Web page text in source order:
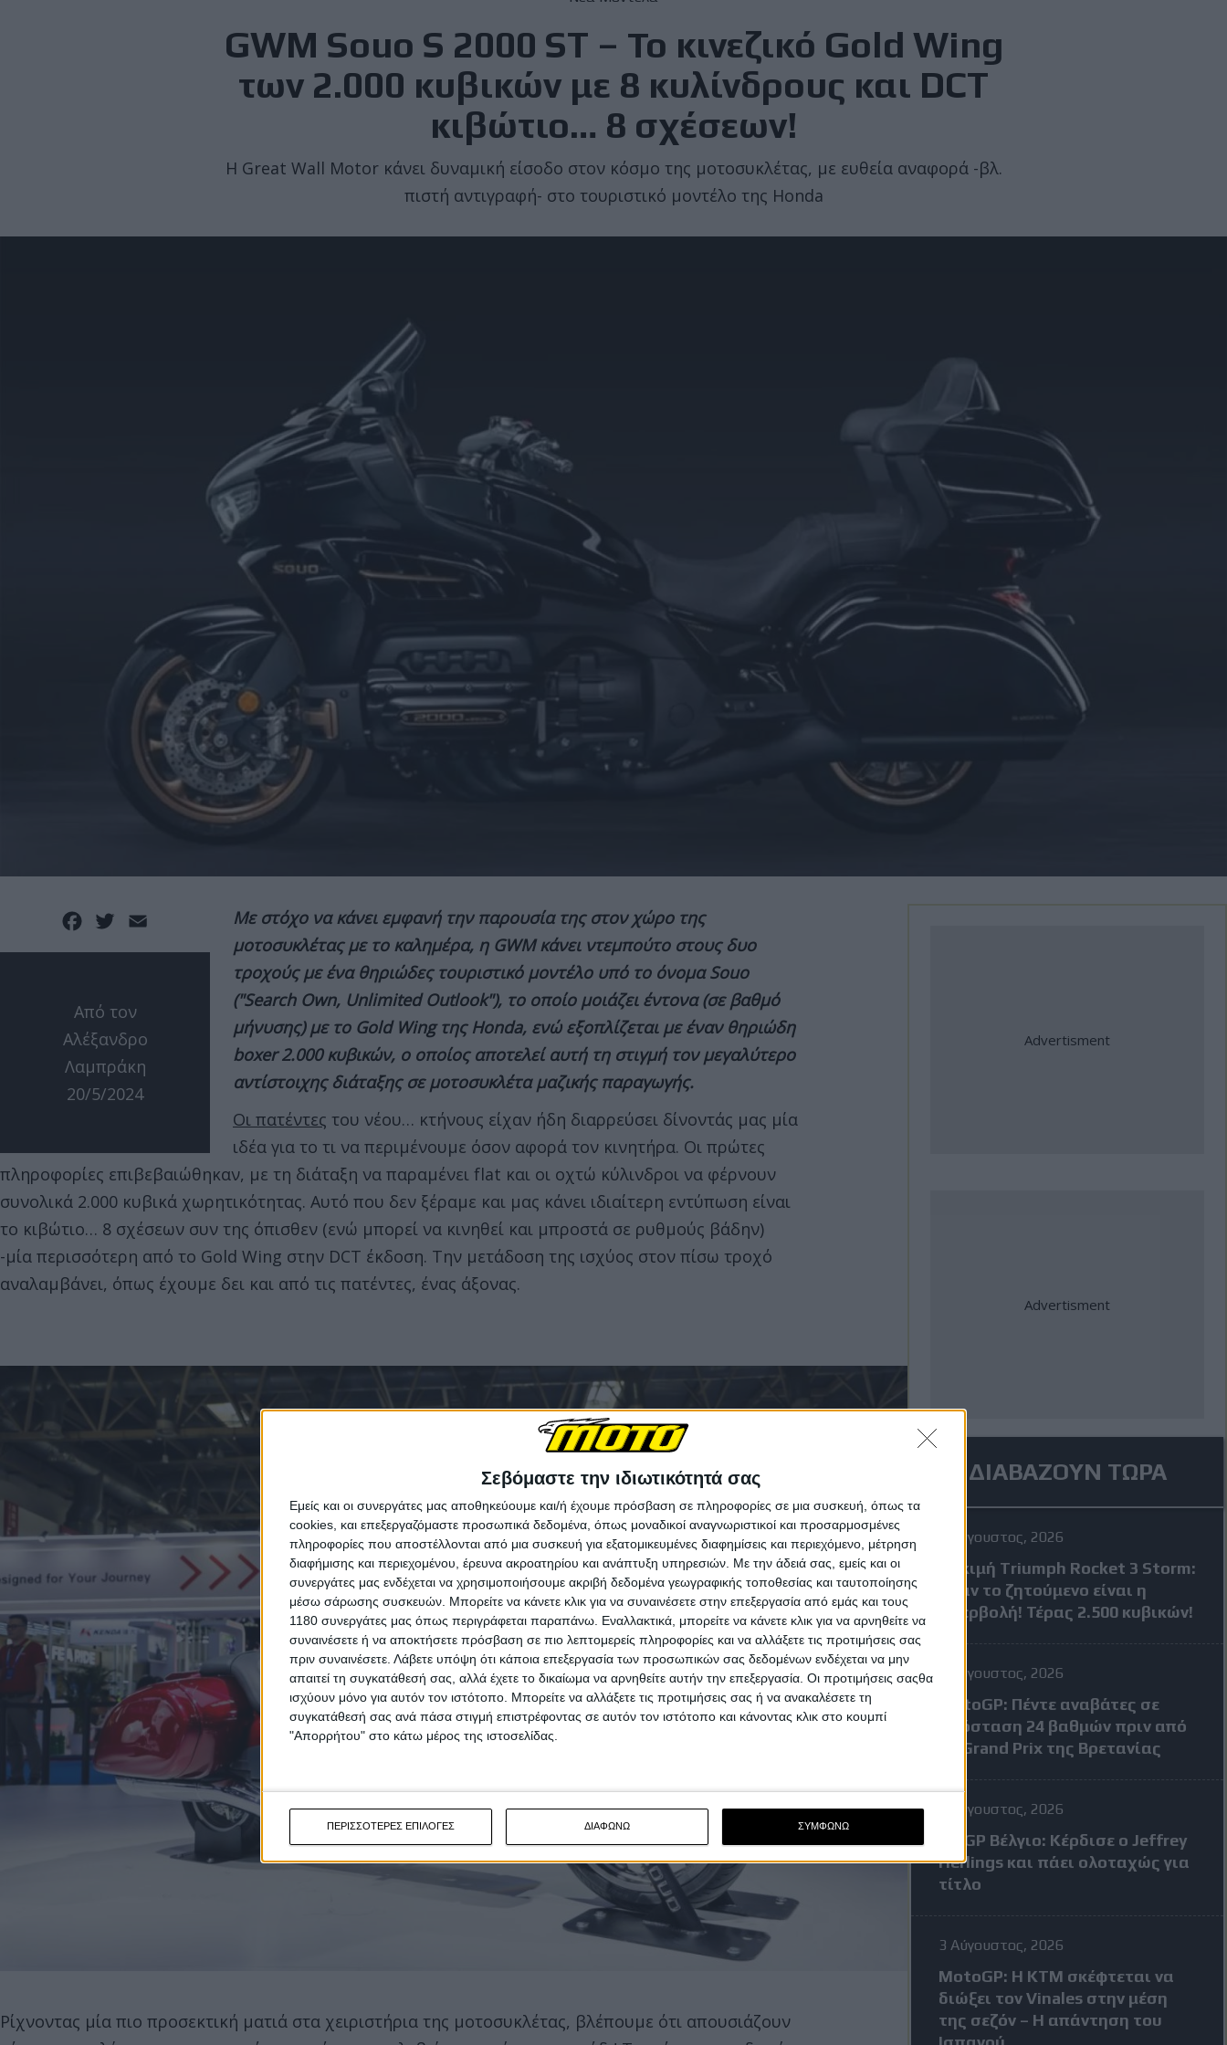
Σεβόμαστε την ιδιωτικότητά σας
Εμείς και οι συνεργάτες μας αποθηκεύουμε και/ή έχουμε πρόσβαση σε πληροφορίες σε μια συσκευή, όπως τα
cookies, και επεξεργαζόμαστε προσωπικά δεδομένα, όπως μοναδικοί αναγνωριστικοί και προσαρμοσμένες
πληροφορίες που αποστέλλονται από μια συσκευή για εξατομικευμένες διαφημίσεις και περιεχόμενο, μέτρηση
διαφήμισης και περιεχομένου, έρευνα ακροατηρίου και ανάπτυξη υπηρεσιών. Με την άδειά σας, εμείς και οι
συνεργάτες μας ενδέχεται να χρησιμοποιήσουμε ακριβή δεδομένα γεωγραφικής τοποθεσίας και ταυτοποίησης
μέσω σάρωσης συσκευών. Μπορείτε να κάνετε κλικ για να συναινέσετε στην επεξεργασία από εμάς και τους
1180 συνεργάτες μας όπως περιγράφεται παραπάνω. Εναλλακτικά, μπορείτε να κάνετε κλικ για να αρνηθείτε να
συναινέσετε ή να αποκτήσετε πρόσβαση σε πιο λεπτομερείς πληροφορίες και να αλλάξετε τις προτιμήσεις σας
πριν συναινέσετε. Λάβετε υπόψη ότι κάποια επεξεργασία των προσωπικών σας δεδομένων ενδέχεται να μην
απαιτεί τη συγκατάθεσή σας, αλλά έχετε το δικαίωμα να αρνηθείτε αυτήν την επεξεργασία. Οι προτιμήσεις σαςθα
ισχύουν μόνο για αυτόν τον ιστότοπο. Μπορείτε να αλλάξετε τις προτιμήσεις σας ή να ανακαλέσετε τη
συγκατάθεσή σας ανά πάσα στιγμή επιστρέφοντας σε αυτόν τον ιστότοπο και κάνοντας κλικ στο κουμπί
"Απορρήτου" στο κάτω μέρος της ιστοσελίδας.
ΠΕΡΙΣΣΟΤΕΡΕΣ ΕΠΙΛΟΓΕΣ ΔΙΑΦΩΝΩ ΣΥΜΦΩΝΩ
GWM Souo S 2000 ST – Το κινεζικό Gold Wing
των 2.000 κυβικών με 8 κυλίνδρους και DCT
κιβώτιο… 8 σχέσεων!
Η Great Wall Motor κάνει δυναμική είσοδο στον κόσμο της μοτοσυκλέτας, με ευθεία αναφορά -βλ.
πιστή αντιγραφή- στο τουριστικό μοντέλο της Honda
Facebook
Twitter
Από τον
Αλέξανδρο
Λαμπράκη
20/5/2024
Με στόχο να κάνει εμφανή την παρουσία της στον χώρο της
μοτοσυκλέτας με το καλημέρα, η GWM κάνει ντεμπούτο στους δυο
τροχούς με ένα θηριώδες τουριστικό μοντέλο υπό το όνομα Souo
("Search Own, Unlimited Outlook"), το οποίο μοιάζει έντονα (σε βαθμό
μήνυσης) με το Gold Wing της Honda, ενώ εξοπλίζεται με έναν θηριώδη
boxer 2.000 κυβικών, ο οποίος αποτελεί αυτή τη στιγμή τον μεγαλύτερο
αντίστοιχης διάταξης σε μοτοσυκλέτα μαζικής παραγωγής.
Οι πατέντες του νέου… κτήνους είχαν ήδη διαρρεύσει δίνοντάς μας μία
ιδέα για το τι να περιμένουμε όσον αφορά τον κινητήρα. Οι πρώτες
πληροφορίες επιβεβαιώθηκαν, με τη διάταξη να παραμένει flat και οι οχτώ κύλινδροι να φέρνουν
συνολικά 2.000 κυβικά χωρητικότητας. Αυτό που δεν ξέραμε και μας κάνει ιδιαίτερη εντύπωση είναι
το κιβώτιο… 8 σχέσεων συν της όπισθεν (ενώ μπορεί να κινηθεί και μπροστά σε ρυθμούς βάδην)
-μία περισσότερη από το Gold Wing στην DCT έκδοση. Την μετάδοση της ισχύος στον πίσω τροχό
αναλαμβάνει, όπως έχουμε δει και από τις πατέντες, ένας άξονας.
Ρίχνοντας μία πιο προσεκτική ματιά στα χειριστήρια της μοτοσυκλέτας, βλέπουμε ότι απουσιάζουν
ΔΙΑΒΑΖΟΥΝ ΤΩΡΑ
4 Αύγουστος, 2026
Δοκιμή Triumph Rocket 3 Storm:
Όταν το ζητούμενο είναι η
υπερβολή! Τέρας 2.500 κυβικών!
4 Αύγουστος, 2026
MotoGP: Πέντε αναβάτες σε
απόσταση 24 βαθμών πριν από
το Grand Prix της Βρετανίας
3 Αύγουστος, 2026
MXGP Βέλγιο: Κέρδισε ο Jeffrey
Herlings και πάει ολοταχώς για
τίτλο
3 Αύγουστος, 2026
MotoGP: Η KTM σκέφτεται να
διώξει τον Vinales στην μέση
της σεζόν – Η απάντηση του